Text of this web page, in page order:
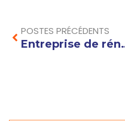
POSTES PRÉCÉDENTS
Entreprise de